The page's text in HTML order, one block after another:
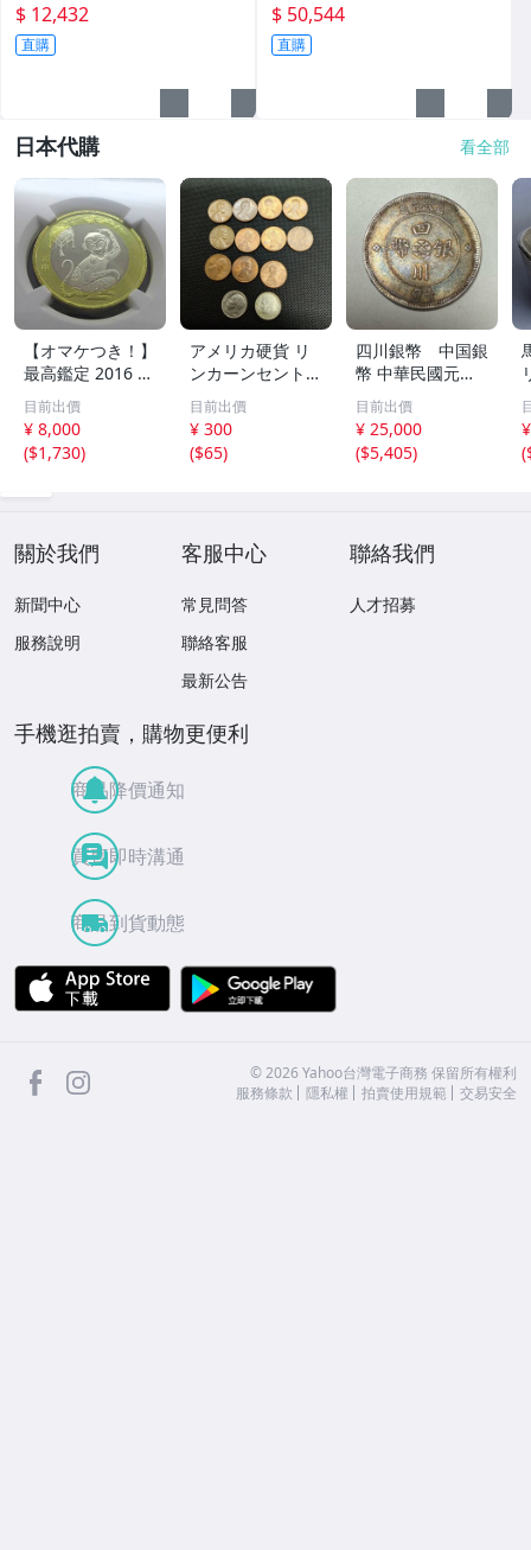
$ 12,432
直購
$ 50,544
直購
日本代購 看全部
【オマケつき！】
最高鑑定 2016 中
国 10元 申年 猿
バイメタル NGC
MS69PL プルーフ
ライク 初期発行
目前出價
¥ 8,000
($1,730)
アメリカ硬貨 リ
ンカーンセント
他13枚セット 外
国コイン 古銭 コ
レクション
目前出價
¥ 300
($65)
四川銀幣 中国銀
幣 中華民國元年
軍政府造 壹圓 古
銭 銀貨 アンティ
ーク
目前出價
¥ 25,000
($5,405)
(
關於我們
新聞中心
服務說明
客服中心
常見問答
聯絡客服
最新公告
聯絡我們
人才招募
手機逛拍賣，購物更便利
商品降價通知
買賣即時溝通
商品到貨動態
APP Store
facebook ©2026 Yahoo台灣電子商務 保留所有權利
服務條款
隱私權 拍賣使用規範 交易安全